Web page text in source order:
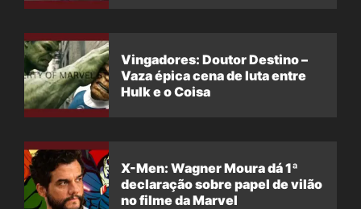
Vingadores: Doutor Destino –
Vaza épica cena de luta entre
Hulk e o Coisa
X-Men: Wagner Moura dá 1ª
declaração sobre papel de vilão
no filme da Marvel